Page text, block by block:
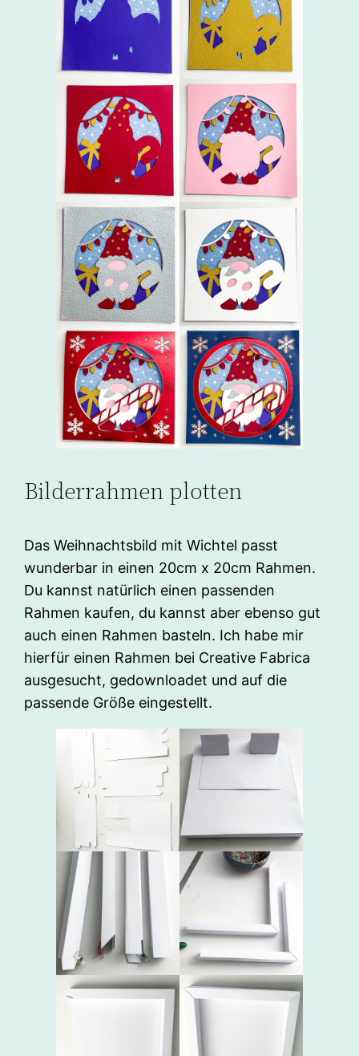
Bilderrahmen plotten
Das Weihnachtsbild mit Wichtel passt
wunderbar in einen 20cm x 20cm Rahmen.
Du kannst natürlich einen passenden
Rahmen kaufen, du kannst aber ebenso gut
auch einen Rahmen basteln. Ich habe mir
hierfür einen Rahmen bei Creative Fabrica
ausgesucht, gedownloadet und auf die
passende Größe eingestellt.